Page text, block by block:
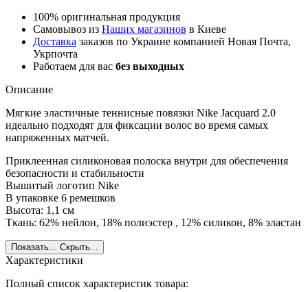
100% оригинальная продукция
Самовывоз из Наших магазинов в Киеве
Доставка заказов по Украине компанией Новая Почта,
Укрпочта
Работаем для вас без выходных
Описание
Мягкие эластичные теннисные повязки Nike Jacquard 2.0
идеально подходят для фиксации волос во время самых
напряженных матчей.
Приклеенная силиконовая полоска внутри для обеспечения
безопасности и стабильности
Вышитый логотип Nike
В упаковке 6 ремешков
Высота: 1,1 см
Ткань: 62% нейлон, 18% полиэстер , 12% силикон, 8% эластан
Показать... Скрыть...
Характеристики
Полный список характеристик товара: